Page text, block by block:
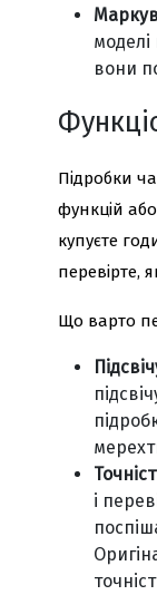
вони
Підробки
функцій
купуєте
перевірте,
Що варто
і